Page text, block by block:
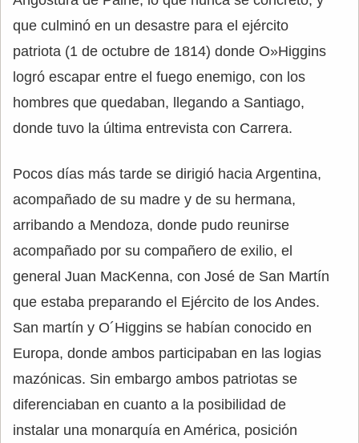
que culminó en un desastre para el ejército
patriota (1 de octubre de 1814) donde O»Higgins
logró escapar entre el fuego enemigo, con los
hombres que quedaban, llegando a Santiago,
donde tuvo la última entrevista con Carrera.
Pocos días más tarde se dirigió hacia Argentina,
acompañado de su madre y de su hermana,
arribando a Mendoza, donde pudo reunirse
acompañado por su compañero de exilio, el
general Juan MacKenna, con José de San Martín
que estaba preparando el Ejército de los Andes.
San martín y O´Higgins se habían conocido en
Europa, donde ambos participaban en las logias
mazónicas. Sin embargo ambos patriotas se
diferenciaban en cuanto a la posibilidad de
instalar una monarquía en América, posición